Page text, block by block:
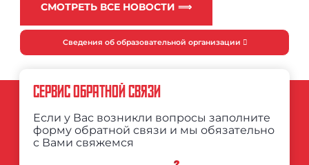
СМОТРЕТЬ ВСЕ НОВОСТИ ⟹
Сведения об образовательной организации
СЕРВИС ОБРАТНОЙ СВЯЗИ
Если у Вас возникли вопросы заполните
форму обратной связи и мы обязательно
с Вами свяжемся